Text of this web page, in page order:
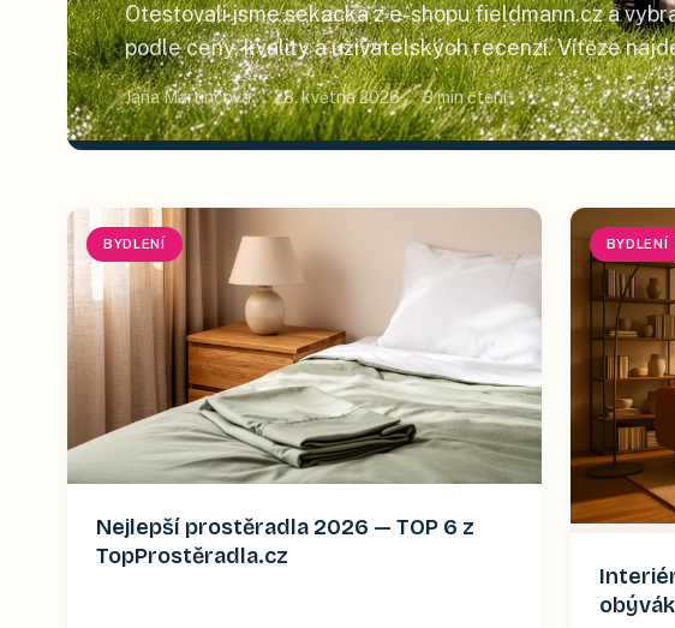
Otestovali jsme sekacka z e-shopu fieldmann.cz a
podle ceny, kvality a uživatelských recenzí. Vítěze
začátku, kompletní žebříček níže.
Jana Martincová 28. května 2026 3min čtení
BYDLENÍ
Nejlepší prostěradla 2026 — TOP 6 z
TopProstěradla.cz
BYDLENÍ